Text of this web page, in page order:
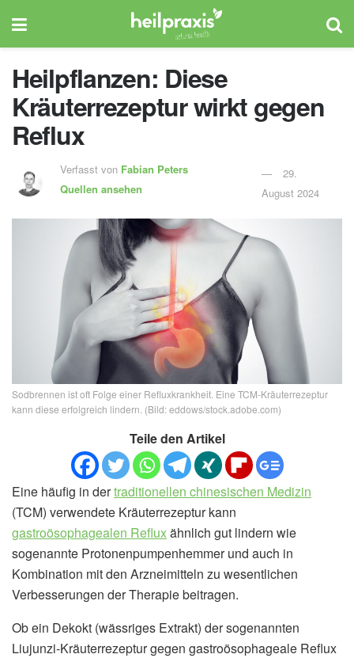
Heilpflanzen: Diese
Kräuterrezeptur wirkt gegen
Reflux
Verfasst von Fabian Peters
Quellen ansehen
29.
August 2024
Sodbrennen ist oft Folge einer Refluxkrankheit. Eine TCM-Kräuterrezeptur
kann diese erfolgreich lindern. (Bild: eddows/stock.adobe.com)
Teile den Artikel
Eine häufig in dertraditionellen chinesischen Medizin
(TCM) verwendete Kräuterrezeptur kann
gastroösophagealen Refluxähnlich gut lindern wie
sogenannte Protonenpumpenhemmer und auch in
Kombination mit den Arzneimitteln zu wesentlichen
Verbesserungen der Therapie beitragen.
Ob ein Dekokt (wässriges Extrakt) der sogenannten
Liujunzi-Kräuterrezeptur gegen gastroösophageale Reflux